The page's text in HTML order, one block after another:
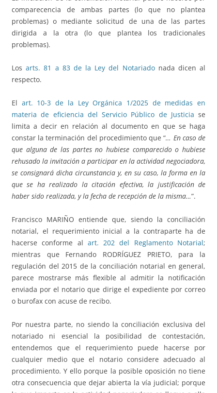
comparecencia de ambas partes (lo que no plantea
problemas) o mediante solicitud de una de las partes
dirigida a la otra (lo que plantea los tradicionales
problemas).
Losarts. 81 a 83 de la Ley del Notariadonada dicen al
respecto.
El art. 10-3 de la Ley Orgánica 1/2025 de medidas en
materia de eficiencia del Servicio Público de Justicia se
limita a decir en relación al documento en que se haga
constar la terminación del procedimiento que “… En caso de
que alguna de las partes no hubiese comparecido o hubiese
rehusado la invitación a participar en la actividad negociadora,
se consignará dicha circunstancia y, en su caso, la forma en la
que se ha realizado la citación efectiva, la justificación de
haber sido realizada, y la fecha de recepción de la misma…”.
Francisco MARIÑO entiende que, siendo la conciliación
notarial, el requerimiento inicial a la contraparte ha de
hacerse conforme al art. 202 del Reglamento Notarial;
mientras que Fernando RODRÍGUEZ PRIETO, para la
regulación del 2015 de la conciliación notarial en general,
parece mostrarse más flexible al admitir la notificación
enviada por el notario que dirige el expediente por correo
o burofax con acuse de recibo.
Por nuestra parte, no siendo la conciliación exclusiva del
notariado ni esencial la posibilidad de contestación,
entendemos que el requerimiento puede hacerse por
cualquier medio que el notario considere adecuado al
procedimiento. Y ello porque la posible oposición no tiene
otra consecuencia que dejar abierta la vía judicial; porque